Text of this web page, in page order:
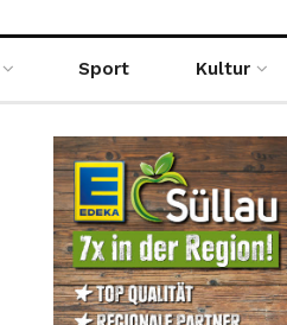
Sport Kultur